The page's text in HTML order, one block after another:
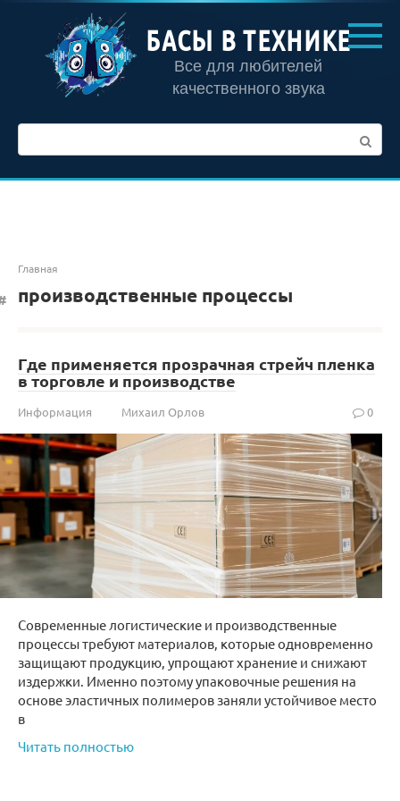
контенту
БАСЫ В ТЕХНИКЕ
Все для любителей
качественного звука
Главная
производственные процессы
Где применяется прозрачная стрейч пленка
в торговле и производстве
Информация Михаил Орлов 0
Современные логистические и производственные
процессы требуют материалов, которые одновременно
защищают продукцию, упрощают хранение и снижают
издержки. Именно поэтому упаковочные решения на
основе эластичных полимеров заняли устойчивое место
в
Читать полностью